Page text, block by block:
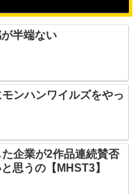
半端ない
モンハンワイルズをやっ
た企業が2作品連続賛否
思うの【MHST3】